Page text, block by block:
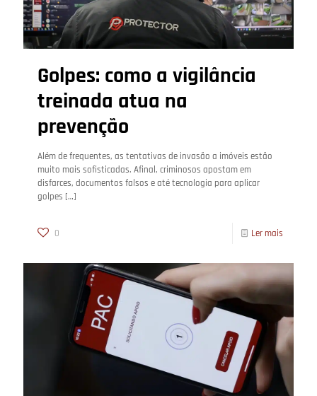
Golpes: como a vigilância
treinada atua na
prevenção
Além de frequentes, as tentativas de invasão a imóveis estão
muito mais sofisticadas. Afinal, criminosos apostam em
disfarces, documentos falsos e até tecnologia para aplicar
golpes […]
0 Ler mais